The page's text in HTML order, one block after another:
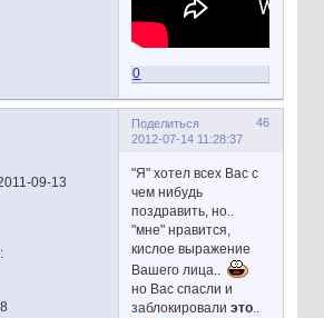
0
Поделиться
46
2012-07-14 11:28:37
09-13
"Я" хотел всех Вас с
чем нибудь
поздравить, но..
"мне" нравится,
кислое выражение
Вашего лица..
но Вас спасли и
заблокировалиэто..